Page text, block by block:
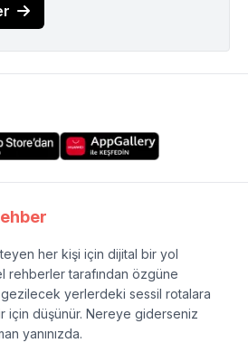
her kişi için dijital bir yol
rehberler tarafından özgüne
yerlerdeki sessil rotalara
için düşünür. Nereye giderseniz
yanınızda.